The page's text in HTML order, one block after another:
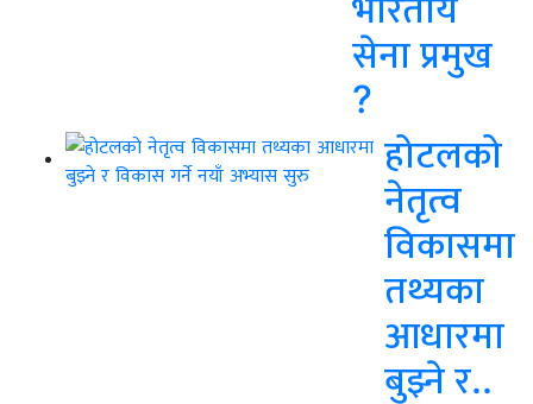
सेना प्रमुख
?
होटलको
नेतृत्व
विकासमा
तथ्यका
आधारमा
बुझ्ने र..